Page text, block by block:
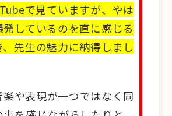
で見ていますが、やは
発しているのを直に感じる
、先生の魅力に納得しまし
や表現が一つではなく同